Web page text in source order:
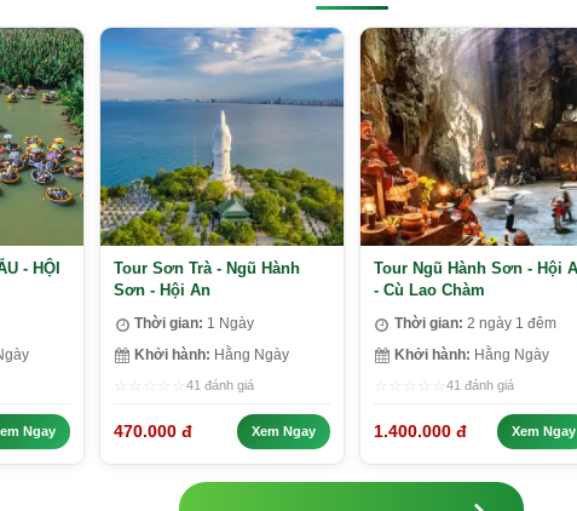
- HỘI
Ngay
Tour Sơn Trà - Ngũ Hành
Sơn - Hội An
Thời gian: 1 Ngày
Khởi hành: Hằng Ngày
☆41 đánh giá
470.000 đ Xem Ngay
Tour Ngũ Hành Sơn - Hội
- Cù Lao Chàm
Thời gian: 2 ngày 1 đêm
Khởi hành: Hằng Ngày
41 đánh giá
1.400.000 đ Xem Ngay